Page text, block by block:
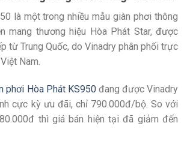
là một trong nhiều mẫu giàn phơi thông
mang thương hiệu Hòa Phát Star, được
từ Trung Quốc, do Vinadry phân phối trực
Nam.
phơi Hòa Phát KS950đang được Vinadry
cực kỳ ưu đãi, chỉ 790.000đ/bộ. So với
thì giá bán hiện tại đã giảm đến